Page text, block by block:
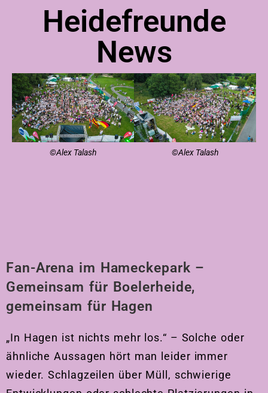
Heidefreunde
News
©Alex Talash ©Alex Talash
Fan-Arena im Hameckepark –
Gemeinsam für Boelerheide,
gemeinsam für Hagen
„In Hagen ist nichts mehr los.“ – Solche oder
ähnliche Aussagen hört man leider immer
wieder. Schlagzeilen über Müll, schwierige